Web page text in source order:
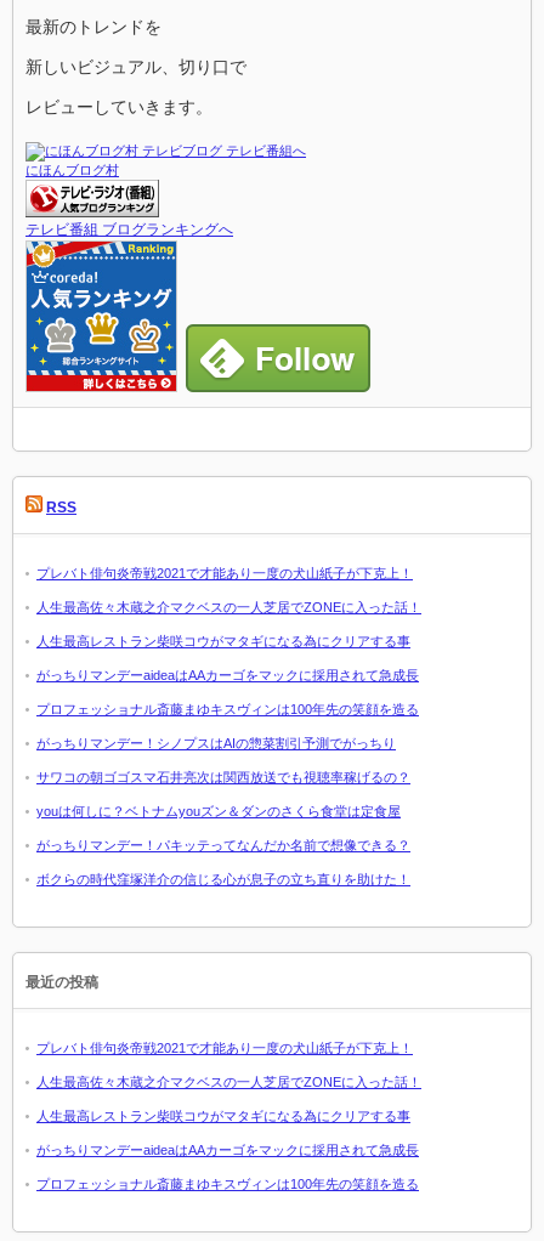
最新のトレンドを
新しいビジュアル、切り口で
レビューしていきます。
にほんブログ村
テレビ番組 ブログランキングへ
RSS
プレバト俳句炎帝戦2021で才能あり一度の犬山紙子が下克上！
人生最高佐々木蔵之介マクベスの一人芝居でZONEに入った話！
人生最高レストラン柴咲コウがマタギになる為にクリアする事
がっちりマンデーaideaはAAカーゴをマックに採用されて急成長
プロフェッショナル斎藤まゆキスヴィンは100年先の笑顔を造る
がっちりマンデー！シノプスはAIの惣菜割引予測でがっちり
サワコの朝ゴゴスマ石井亮次は関西放送でも視聴率稼げるの？
youは何しに？ベトナムyouズン＆ダンのさくら食堂は定食屋
がっちりマンデー！パキッテってなんだか名前で想像できる？
ボクらの時代窪塚洋介の信じる心が息子の立ち直りを助けた！
最近の投稿
プレバト俳句炎帝戦2021で才能あり一度の犬山紙子が下克上！
人生最高佐々木蔵之介マクベスの一人芝居でZONEに入った話！
人生最高レストラン柴咲コウがマタギになる為にクリアする事
がっちりマンデーaideaはAAカーゴをマックに採用されて急成長
プロフェッショナル斎藤まゆキスヴィンは100年先の笑顔を造る